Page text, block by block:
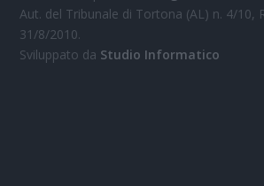
Aut. del Tribunale di Tortona (AL) n. 4/10,
31/8/2010.
Sviluppato da Studio Informatico